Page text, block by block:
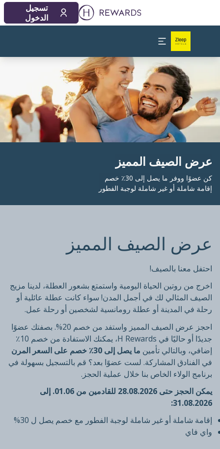
تسجيل
الدخول
عرض الصيف المميز
كن عضوًا ووفر ما يصل إلى 30٪ خصم
إقامة شاملة أو غير شاملة لوجبة الفطور
عرض الصيف المميز
احتفل معنا بالصيف!
اخرج من روتين الحياة اليومية واستمتع بشعور العطلة، لدينا مزيج
الصيف المثالي لك في أجمل المدن! سواء كانت عطلة عائلية أو
رحلة في المدينة أو عطلة رومانسية لشخصين أو رحلة عمل.
احجز عرض الصيف المميز واستفد من خصم 20%. بصفتك عضوًا
جديدًا أو حاليًا في H Rewards، يمكنك الاستفادة من خصم 10٪
إضافي، وبالتالي تأمين ما يصل إلى 30٪ خصم على السعر المرن
في الفنادق المشاركة. لست عضوًا بعد؟ قم بالتسجيل بسهولة في
برنامج الولاء الخاص بنا خلال عملية الحجز.
يمكن الحجز حتى 28.08.2026 للقادمين من 01.06. إلى
31.08.2026:
إقامة شاملة أو غير شاملة لوجبة الفطور مع خصم يصل ل 30%
واي فاي